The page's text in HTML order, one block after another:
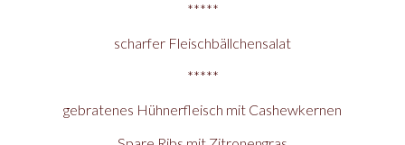
*****
scharfer Fleischbällchensalat
*****
gebratenes Hühnerfleisch mit Cashewkernen